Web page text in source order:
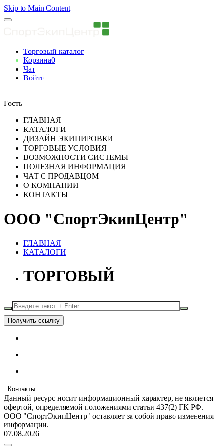
Skip to Main Content
Торговый каталог
Корзина0
Чат
Войти
Гость
ГЛАВНАЯ
КАТАЛОГИ
ДИЗАЙН ЭКИПИРОВКИ
ТОРГОВЫЕ УСЛОВИЯ
ВОЗМОЖНОСТИ СИСТЕМЫ
ПОЛЕЗНАЯ ИНФОРМАЦИЯ
ЧАТ С ПРОДАВЦОМ
О КОМПАНИИ
КОНТАКТЫ
ООО "СпортЭкипЦентр"
ГЛАВНАЯ
КАТАЛОГИ
ТОРГОВЫЙ
Получить ссылку
Контакты
Данный ресурс носит информационный характер, не является
офертой, определяемой положениями статьи 437(2) ГК РФ.
ООО "СпортЭкипЦентр" оставляет за собой право изменения
информации.
07.08.2026